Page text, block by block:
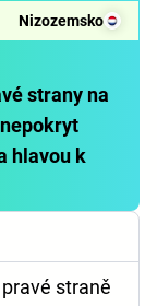
Nizozemsko
strany na
hlavou k
straně